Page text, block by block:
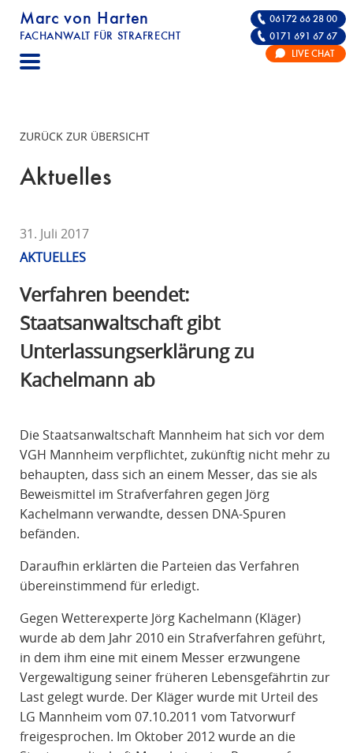
Marc von Harten
FACHANWALT FÜR STRAFRECHT
STRAFRECHT | RECHTSANWALT FÜR DIE
06172 66 28 00
0171 691 67 67
LIVE CHAT
ZURÜCK ZUR ÜBERSICHT
Aktuelles
31. Juli 2017
AKTUELLES
Verfahren beendet:
Staatsanwaltschaft gibt
Unterlassungserklärung zu
Kachelmann ab
Die Staatsanwaltschaft Mannheim hat sich vor dem
VGH Mannheim verpflichtet, zukünftig nicht mehr zu
behaupten, dass sich an einem Messer, das sie als
Beweismittel im Strafverfahren gegen Jörg
Kachelmann verwandte, dessen DNA-Spuren
befänden.
Daraufhin erklärten die Parteien das Verfahren
übereinstimmend für erledigt.
Gegen Wetterexperte Jörg Kachelmann (Kläger)
wurde ab dem Jahr 2010 ein Strafverfahren geführt,
in dem ihm eine mit einem Messer erzwungene
Vergewaltigung seiner früheren Lebensgefährtin zur
Last gelegt wurde. Der Kläger wurde mit Urteil des
LG Mannheim vom 07.10.2011 vom Tatvorwurf
freigesprochen. Im Oktober 2012 wurde an die